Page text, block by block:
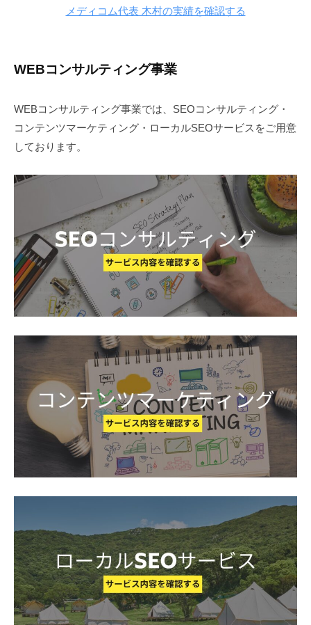
メディコム代表 木村の実績を確認する
WEBコンサルティング事業
WEBコンサルティング事業では、SEOコンサルティング・
コンテンツマーケティング・ローカルSEOサービスをご用意
しております。